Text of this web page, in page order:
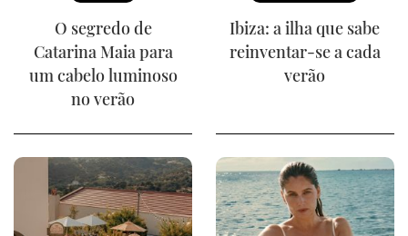
O segredo de
Catarina Maia para
um cabelo luminoso
no verão
Ibiza: a ilha que sabe
reinventar-se a cada
verão